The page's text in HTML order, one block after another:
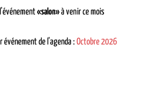
«salon»à venir ce mois
événement de l'agenda : Octobre 2026